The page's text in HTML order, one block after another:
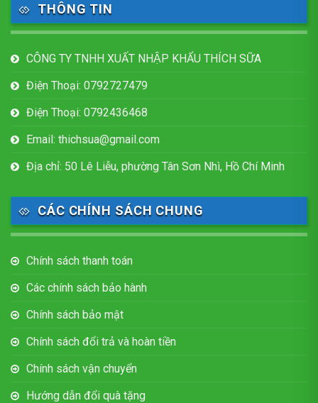
THÔNG TIN
CÔNG TY TNHH XUẤT NHẬP KHẨU THÍCH SỮA
Điện Thoại: 0792727479
Điện Thoại: 0792436468
Email: thichsua@gmail.com
Địa chỉ: 50 Lê Liễu, phường Tân Sơn Nhì, Hồ Chí Minh
CÁC CHÍNH SÁCH CHUNG
Chính sách thanh toán
Các chính sách bảo hành
Chính sách bảo mật
Chính sách đổi trả và hoàn tiền
Chính sách vận chuyển
Hướng dẫn đổi quà tặng